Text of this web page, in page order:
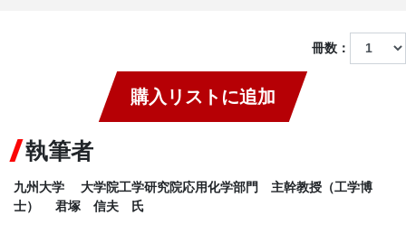
冊数：
購入リストに追加
執筆者
九州大学 大学院工学研究院応用化学部門 主幹教授（工学博
士） 君塚 信夫 氏